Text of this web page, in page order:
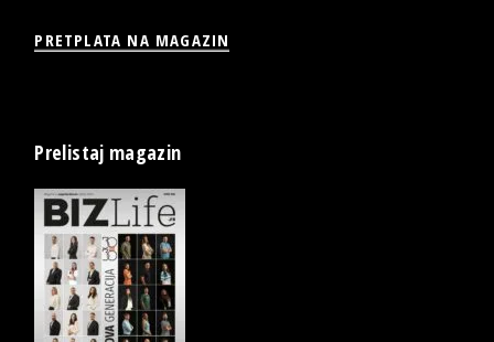
PRETPLATA NA MAGAZIN
Prelistaj magazin